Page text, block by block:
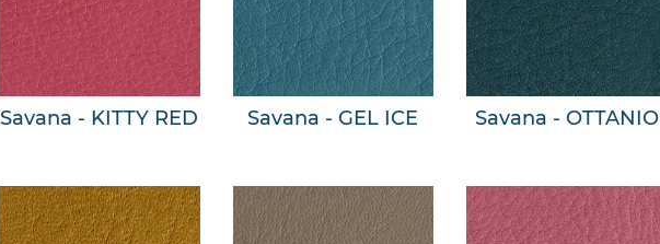
Savana - KITTY RED Savana - GEL ICE Savana - OTTANIO